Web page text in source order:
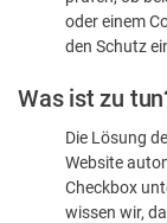
sind
oder einem
den Schutz
Was ist zu
Die Lösung
Website
Checkbox
wissen wir,